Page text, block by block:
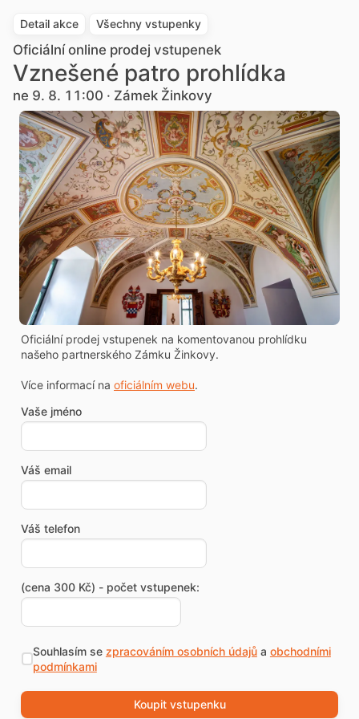
Detail akce Všechny vstupenky
Oficiální online prodej vstupenek
Vznešené patro prohlídka
ne 9. 8. 11:00 · Zámek Žinkovy
Oficiální prodej vstupenek na komentovanou prohlídku
našeho partnerského Zámku Žinkovy.
Více informací na oficiálním webu.
Vaše jméno
Váš email
Váš telefon
(cena 300 Kč) - počet vstupenek:
Souhlasím se zpracováním osobních údajůa obchodními
podmínkami
Koupit vstupenku